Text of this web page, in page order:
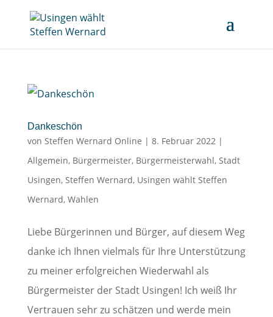
Dankeschön
von Steffen Wernard Online | 8. Februar 2022|
Allgemein, Bürgermeister, Bürgermeisterwahl, Stadt
Usingen, Steffen Wernard, Usingen wählt Steffen
Wernard, Wahlen
Liebe Bürgerinnen und Bürger, auf diesem Weg
danke ich Ihnen vielmals für Ihre Unterstützung
zu meiner erfolgreichen Wiederwahl als
Bürgermeister der Stadt Usingen! Ich weiß Ihr
Vertrauen sehr zu schätzen und werde mein